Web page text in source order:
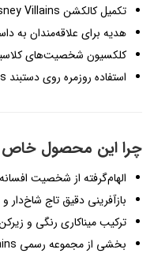
تکمیل کالکشن Disney Villains
هدیه برای علاقه‌مندان به
کلکسیون شخصیت‌های
استفاده روزمره روی دستبند Pandora Moments
چرا این محصول
الهام‌گرفته از شخصیت
بازآفرینی دقیق تاج
ترکیب میناکاری رنگی و
بخشی از مجموعه رسمی Disney Villains